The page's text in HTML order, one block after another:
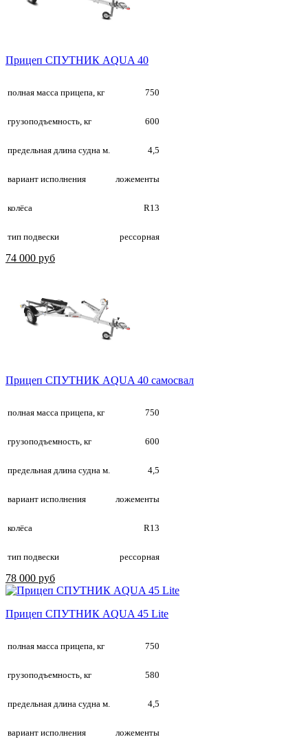
Прицеп СПУТНИК AQUA 40
полная масса прицепа, кг 750
грузоподъемность, кг 600
предельная длина судна м. 4,5
вариант исполнения ложементы
колёса R13
тип подвески рессорная
74 000 руб
Прицеп СПУТНИК AQUA 40 самосвал
полная масса прицепа, кг 750
грузоподъемность, кг 600
предельная длина судна м. 4,5
вариант исполнения ложементы
колёса R13
тип подвески рессорная
78 000 руб
Прицеп СПУТНИК AQUA 45 Lite
полная масса прицепа, кг 750
грузоподъемность, кг 580
предельная длина судна м. 4,5
вариант исполнения ложементы